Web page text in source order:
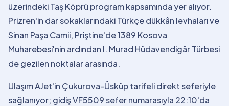
üzerindeki Taş Köprü program kapsamında yer alıyor.
Prizren'in dar sokaklarındaki Türkçe dükkân levhaları ve
Sinan Paşa Camii, Priştine'de 1389 Kosova
Muharebesi'nin ardından I. Murad Hüdavendigâr Türbesi
de gezilen noktalar arasında.
Ulaşım AJet'in Çukurova-Üsküp tarifeli direkt seferiyle
sağlanıyor; gidiş VF5509 sefer numarasıyla 22:10'da